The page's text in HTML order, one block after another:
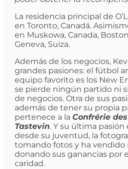
La residencia principal de
en Toronto, Canadá.
en Muskowa, Canada,
Geneva, Suiza.
Además de los negocios,
grandes pasiones: el fútbol
equipo favorito es los New
se pierde ningún partido ni
de negocios. Otra de sus
además de tener su propia
pertenece a la Confrérie
Tastevin. Y su última pasión
desde su juventud, la
tomando fotos y ha vendido
donando sus ganancias por
caridad.